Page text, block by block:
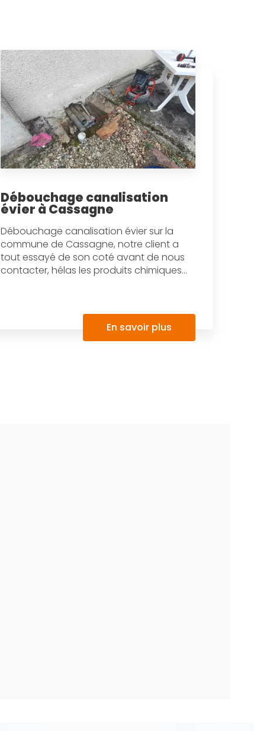
Débouchage canalisation
évier à Cassagne
Débouchage canalisation évier sur la
commune de Cassagne, notre client a
tout essayé de son coté avant de nous
contacter, hélas les produits chimiques...
En savoir plus